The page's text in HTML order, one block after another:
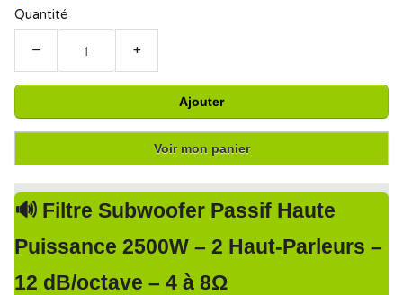
Quantité
− +
Ajouter
Voir mon panier
🔊 Filtre Subwoofer Passif Haute
Puissance 2500W – 2 Haut-Parleurs –
12 dB/octave – 4 à 8Ω